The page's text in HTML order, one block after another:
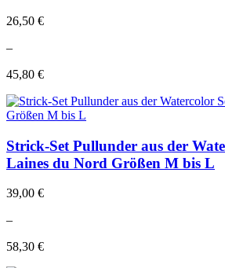
26,50 €
–
45,80 €
Strick-Set Pullunder aus der
Laines du Nord Größen M bis L
39,00 €
–
58,30 €